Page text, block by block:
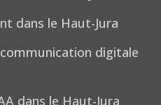
dans le Haut-Jura
digitale
dans le Haut-Jura